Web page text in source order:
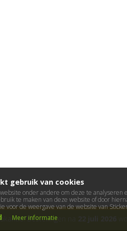
Bestellingen na
gebruik van cookies
onder andere om deze te
te maken van deze website of door
voor de weergave van de website van
Meer informatie